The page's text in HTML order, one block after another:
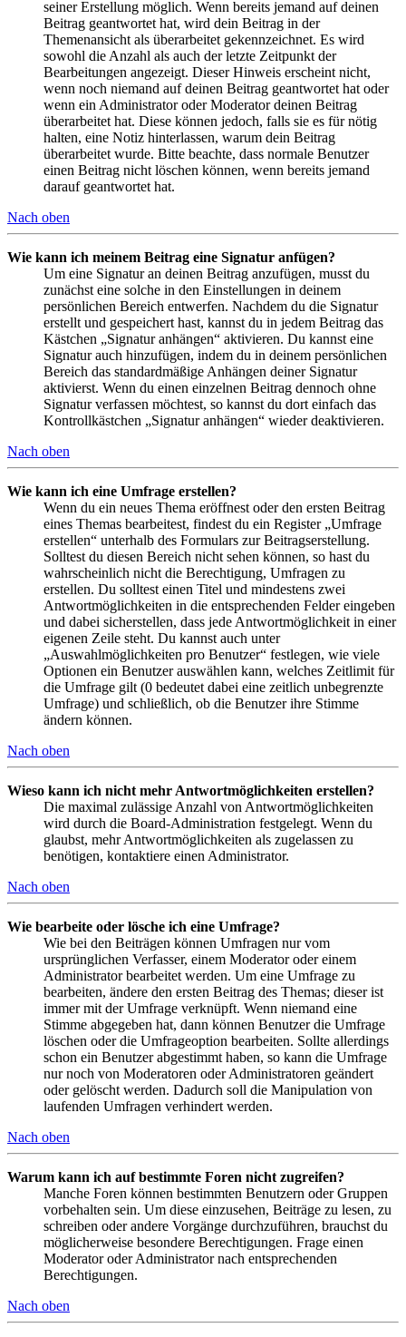
seiner Erstellung möglich. Wenn bereits jemand auf deinen
Beitrag geantwortet hat, wird dein Beitrag in der
Themenansicht als überarbeitet gekennzeichnet. Es wird
sowohl die Anzahl als auch der letzte Zeitpunkt der
Bearbeitungen angezeigt. Dieser Hinweis erscheint nicht,
wenn noch niemand auf deinen Beitrag geantwortet hat oder
wenn ein Administrator oder Moderator deinen Beitrag
überarbeitet hat. Diese können jedoch, falls sie es für nötig
halten, eine Notiz hinterlassen, warum dein Beitrag
überarbeitet wurde. Bitte beachte, dass normale Benutzer
einen Beitrag nicht löschen können, wenn bereits jemand
darauf geantwortet hat.
Nach oben
Wie kann ich meinem Beitrag eine Signatur anfügen?
Um eine Signatur an deinen Beitrag anzufügen, musst du
zunächst eine solche in den Einstellungen in deinem
persönlichen Bereich entwerfen. Nachdem du die Signatur
erstellt und gespeichert hast, kannst du in jedem Beitrag das
Kästchen „Signatur anhängen“ aktivieren. Du kannst eine
Signatur auch hinzufügen, indem du in deinem persönlichen
Bereich das standardmäßige Anhängen deiner Signatur
aktivierst. Wenn du einen einzelnen Beitrag dennoch ohne
Signatur verfassen möchtest, so kannst du dort einfach das
Kontrollkästchen „Signatur anhängen“ wieder deaktivieren.
Nach oben
Wie kann ich eine Umfrage erstellen?
Wenn du ein neues Thema eröffnest oder den ersten Beitrag
eines Themas bearbeitest, findest du ein Register „Umfrage
erstellen“ unterhalb des Formulars zur Beitragserstellung.
Solltest du diesen Bereich nicht sehen können, so hast du
wahrscheinlich nicht die Berechtigung, Umfragen zu
erstellen. Du solltest einen Titel und mindestens zwei
Antwortmöglichkeiten in die entsprechenden Felder eingeben
und dabei sicherstellen, dass jede Antwortmöglichkeit in einer
eigenen Zeile steht. Du kannst auch unter
„Auswahlmöglichkeiten pro Benutzer“ festlegen, wie viele
Optionen ein Benutzer auswählen kann, welches Zeitlimit für
die Umfrage gilt (0 bedeutet dabei eine zeitlich unbegrenzte
Umfrage) und schließlich, ob die Benutzer ihre Stimme
ändern können.
Nach oben
Wieso kann ich nicht mehr Antwortmöglichkeiten erstellen?
Die maximal zulässige Anzahl von Antwortmöglichkeiten
wird durch die Board-Administration festgelegt. Wenn du
glaubst, mehr Antwortmöglichkeiten als zugelassen zu
benötigen, kontaktiere einen Administrator.
Nach oben
Wie bearbeite oder lösche ich eine Umfrage?
Wie bei den Beiträgen können Umfragen nur vom
ursprünglichen Verfasser, einem Moderator oder einem
Administrator bearbeitet werden. Um eine Umfrage zu
bearbeiten, ändere den ersten Beitrag des Themas; dieser ist
immer mit der Umfrage verknüpft. Wenn niemand eine
Stimme abgegeben hat, dann können Benutzer die Umfrage
löschen oder die Umfrageoption bearbeiten. Sollte allerdings
schon ein Benutzer abgestimmt haben, so kann die Umfrage
nur noch von Moderatoren oder Administratoren geändert
oder gelöscht werden. Dadurch soll die Manipulation von
laufenden Umfragen verhindert werden.
Nach oben
Warum kann ich auf bestimmte Foren nicht zugreifen?
Manche Foren können bestimmten Benutzern oder Gruppen
vorbehalten sein. Um diese einzusehen, Beiträge zu lesen, zu
schreiben oder andere Vorgänge durchzuführen, brauchst du
möglicherweise besondere Berechtigungen. Frage einen
Moderator oder Administrator nach entsprechenden
Berechtigungen.
Nach oben